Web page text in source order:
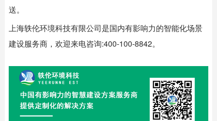
送。
上海轶伦环境科技有限公司是国内有影响力的智能化场景
建设服务商，欢迎来电咨询:400-100-8842。